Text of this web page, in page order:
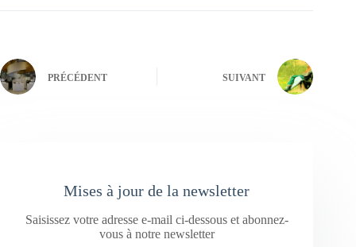
PRÉCÉDENT SUIVANT
Mises à jour de la newsletter
Saisissez votre adresse e-mail ci-dessous et abonnez-
vous à notre newsletter